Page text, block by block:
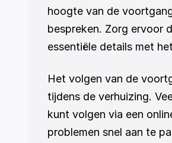
hoogte van de
bespreken. Zorg ervoor
essentiële details met
Het volgen van de
tijdens de verhuizing.
kunt volgen via een
problemen snel aan te